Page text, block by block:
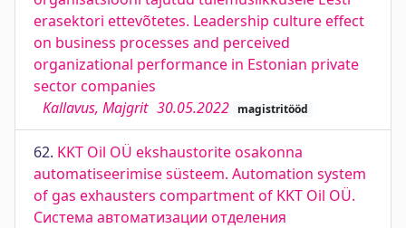
erasektori ettevõtetes. Leadership culture effect
on business processes and perceived
organizational performance in Estonian private
sector companies
Kallavus, Majgrit 30.05.2022 magistritööd
62. KKT Oil OÜ ekshaustorite osakonna
automatiseerimise süsteem. Automation system
of gas exhausters compartment of KKT Oil OÜ.
Система автоматизации отделения